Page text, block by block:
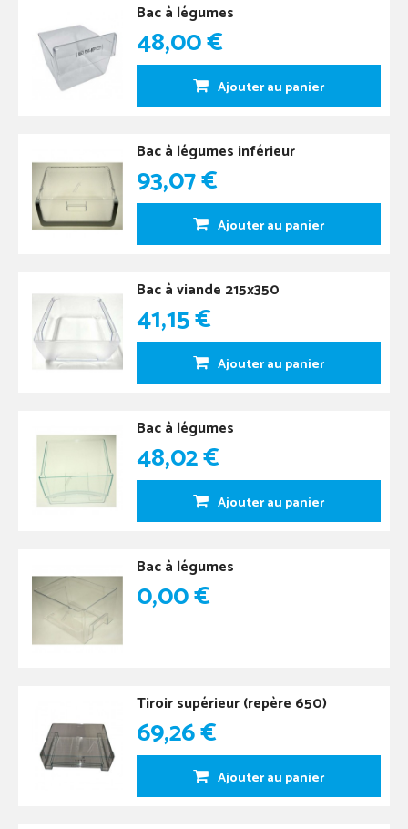
Bac à légumes
48,00 €
Ajouter au panier
Bac à légumes inférieur
93,07 €
Ajouter au panier
Bac à viande 215x350
41,15 €
Ajouter au panier
Bac à légumes
48,02 €
Ajouter au panier
Bac à légumes
0,00 €
Tiroir supérieur (repère 650)
69,26 €
Ajouter au panier